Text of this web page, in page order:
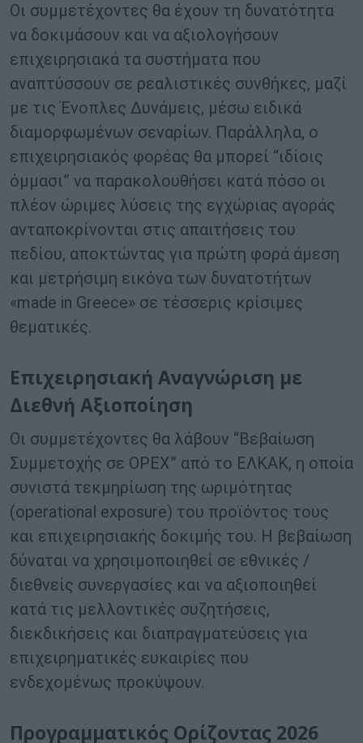
Οι συμμετέχοντες θα έχουν τη δυνατότητα
να δοκιμάσουν και να αξιολογήσουν
επιχειρησιακά τα συστήματα που
αναπτύσσουν σε ρεαλιστικές συνθήκες, μαζί
με τις Ένοπλες Δυνάμεις, μέσω ειδικά
διαμορφωμένων σεναρίων. Παράλληλα, ο
επιχειρησιακός φορέας θα μπορεί “ιδίοις
όμμασι” να παρακολουθήσει κατά πόσο οι
πλέον ώριμες λύσεις της εγχώριας αγοράς
ανταποκρίνονται στις απαιτήσεις του
πεδίου, αποκτώντας για πρώτη φορά άμεση
και μετρήσιμη εικόνα των δυνατοτήτων
«made in Greece» σε τέσσερις κρίσιμες
θεματικές.
Επιχειρησιακή Αναγνώριση με
Διεθνή Αξιοποίηση
Οι συμμετέχοντες θα λάβουν “Βεβαίωση
Συμμετοχής σε OPEX” από το ΕΛΚΑΚ, η οποία
συνιστά τεκμηρίωση της ωριμότητας
(operational exposure) του προϊόντος τους
και επιχειρησιακής δοκιμής του. Η βεβαίωση
δύναται να χρησιμοποιηθεί σε εθνικές /
διεθνείς συνεργασίες και να αξιοποιηθεί
κατά τις μελλοντικές συζητήσεις,
διεκδικήσεις και διαπραγματεύσεις για
επιχειρηματικές ευκαιρίες που
ενδεχομένως προκύψουν.
Προγραμματικός Ορίζοντας 2026